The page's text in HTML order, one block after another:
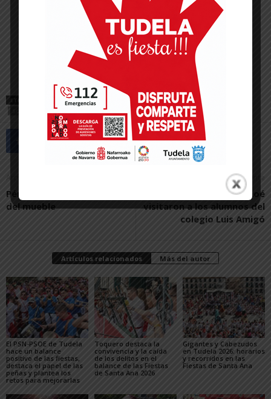
CULTURA DANZA FESTIVALES
IES BENJAMÍN DE TUDELA
Artículo anterior
Pérez Rincón, artesanos
del mueble
Artículo siguiente
Sergio León y Raoul Loé
visitaron a los alumnos del
colegio Luis Amigó
Artículos relacionados Más del autor
El PSN-PSOE de Tudela
hace un balance
positivo de las fiestas,
destaca el papel de las
peñas y plantea los
retos para mejorarlas
Toquero destaca la
convivencia y la caída
de los delitos en el
balance de las Fiestas
de Santa Ana 2026
Gigantes y Cabezudos
en Tudela 2026: horarios
y recorridos en las
Fiestas de Santa Ana